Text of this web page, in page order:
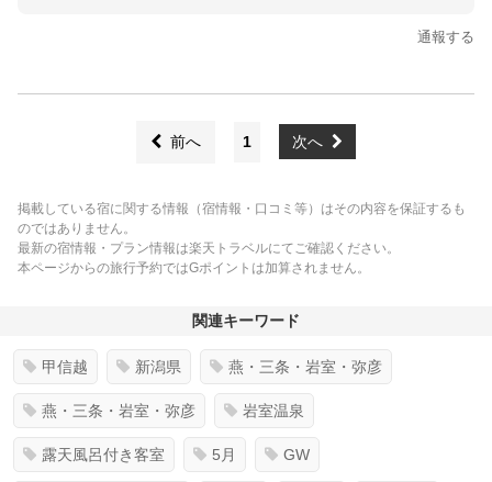
通報する
前へ 1 次へ
掲載している宿に関する情報（宿情報・口コミ等）はその内容を保証するも
のではありません。
最新の宿情報・プラン情報は楽天トラベルにてご確認ください。
本ページからの旅行予約ではGポイントは加算されません。
関連キーワード
甲信越 新潟県 燕・三条・岩室・弥彦
燕・三条・岩室・弥彦 岩室温泉
露天風呂付き客室 5月 GW